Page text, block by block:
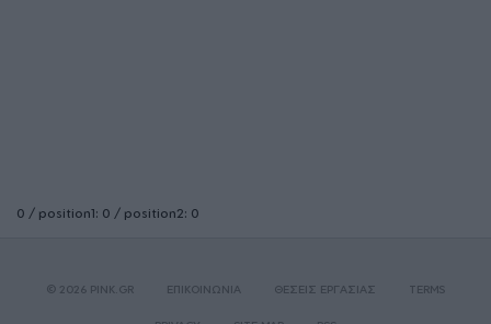
0 / position1: 0 / position2: 0
© 2026 PINK.GR ΕΠΙΚΟΙΝΩΝΙΑ ΘΕΣΕΙΣ ΕΡΓΑΣΙΑΣ TERMS